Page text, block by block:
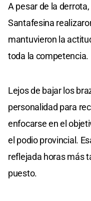
A pesar de la
Santafesina
mantuvieron la
toda la competencia.
Lejos de bajar los
personalidad para
enfocarse en el
el podio provincial.
reflejada horas más
puesto.